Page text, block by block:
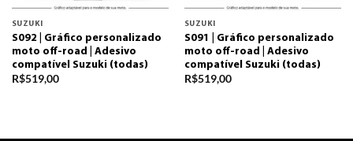
SUZUKI
S092 | Gráfico personalizado
moto off-road | Adesivo
compatível Suzuki (todas)
R$519,00
SUZUKI
S091 | Gráfico personalizado
moto off-road | Adesivo
compatível Suzuki (todas)
R$519,00